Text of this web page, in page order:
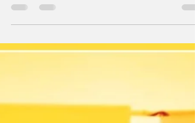
Ostatnią z Recytatorek, jaką przedstawiamy Wam
przed finałem II Edycji naszego Konkursu